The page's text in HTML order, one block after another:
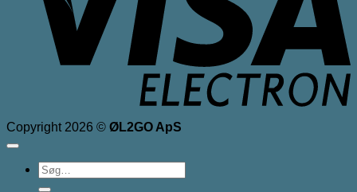
Copyright 2026 © ØL2GO ApS
Søg
efter: